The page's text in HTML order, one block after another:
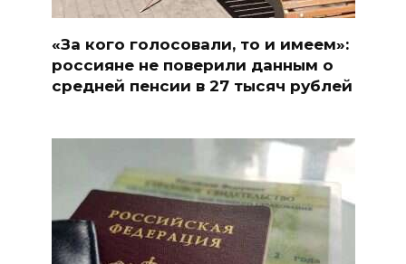
«За кого голосовали, то и имеем»:
россияне не поверили данным о
средней пенсии в 27 тысяч рублей